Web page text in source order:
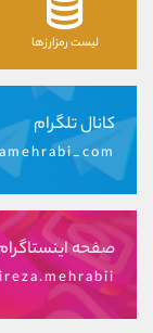
لیست رمزارزها
کانال تلگرام
صفحه